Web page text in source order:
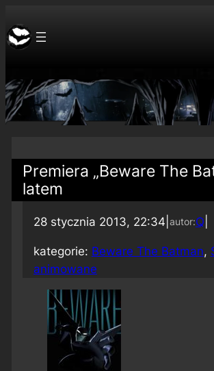
Premiera „Beware The
latem
28 stycznia 2013, 22:34 autor:Q
kategorie: Beware The Batman,
animowane